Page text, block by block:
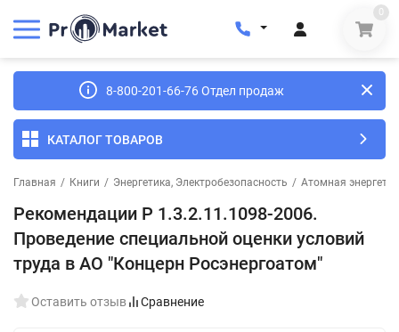
0
8-800-201-66-76 Отдел продаж
КАТАЛОГ ТОВАРОВ
Главная / Книги / Энергетика, Электробезопасность / Атомная
Рекомендации Р 1.3.2.11.1098-2006.
Проведение специальной оценки условий
труда в АО "Концерн Росэнергоатом"
Оставить отзыв Сравнение